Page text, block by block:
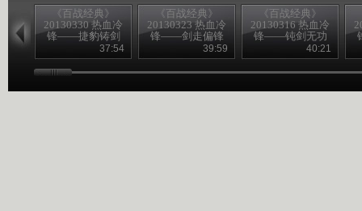
《百战经典》
20130330 热血冷
锋——捷豹铸剑
37:54
《百战经典》
20130323 热血冷
锋——剑走偏锋
39:59
《百战经典》
20130316 热血冷
锋——钝剑无功
40:21